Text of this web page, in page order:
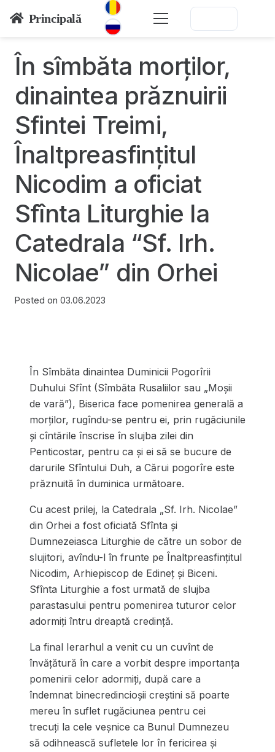
Principală
În sîmbăta morților,
dinaintea prăznuirii
Sfintei Treimi,
Înaltpreasfințitul
Nicodim a oficiat
Sfînta Liturghie la
Catedrala “Sf. Irh.
Nicolae” din Orhei
Posted on 03.06.2023
În Sîmbăta dinaintea Duminicii Pogorîrii
Duhului Sfînt (Sîmbăta Rusaliilor sau „Moșii
de vară”), Biserica face pomenirea generală a
morților, rugîndu-se pentru ei, prin rugăciunile
și cîntările înscrise în slujba zilei din
Penticostar, pentru ca și ei să se bucure de
darurile Sfîntului Duh, a Cărui pogorîre este
prăznuită în duminica următoare.
Cu acest prilej, la Catedrala „Sf. Irh. Nicolae”
din Orhei a fost oficiată Sfînta și
Dumnezeiasca Liturghie de către un sobor de
slujitori, avîndu-l în frunte pe Înaltpreasfințitul
Nicodim, Arhiepiscop de Edineț și Biceni.
Sfînta Liturghie a fost urmată de slujba
parastasului pentru pomenirea tuturor celor
adormiți întru dreaptă credință.
La final Ierarhul a venit cu un cuvînt de
învățătură în care a vorbit despre importanța
pomenirii celor adormiți, după care a
îndemnat binecredincioșii creștini să poarte
mereu în suflet rugăciunea pentru cei
trecuți la cele veșnice ca Bunul Dumnezeu
să odihnească sufletele lor în fericirea și